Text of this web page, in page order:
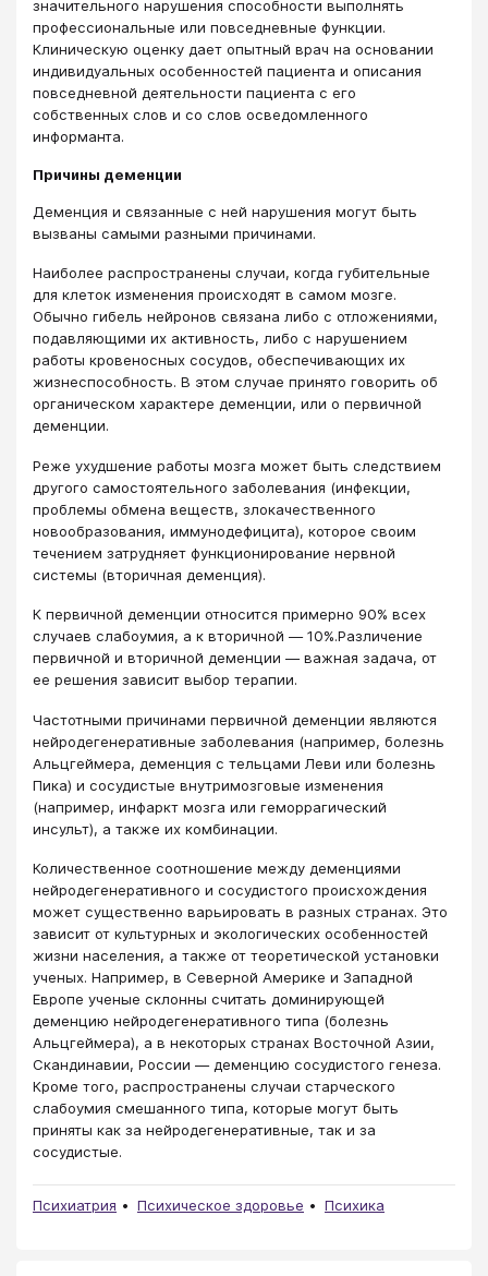
значительного нарушения способности выполнять
профессиональные или повседневные функции.
Клиническую оценку дает опытный врач на основании
индивидуальных особенностей пациента и описания
повседневной деятельности пациента с его
собственных слов и со слов ­осведомленного
информанта.
Причины деменции
Деменция и связанные с ней нарушения могут быть
вызваны самыми разными причинами.
Наиболее распространены случаи, когда губительные
для клеток изменения происходят в самом мозге.
Обычно гибель нейронов связана либо с отложениями,
подавляющими их активность, либо с нарушением
работы кровеносных сосудов, обеспечивающих их
жизнеспособность. В этом случае принято говорить об
органическом характере деменции, или о первичной
деменции.
Реже ухудшение работы мозга может быть следствием
другого самостоятельного заболевания (инфекции,
проблемы обмена веществ, злокачественного
новообразования, иммунодефицита), которое своим
течением затрудняет функционирование нервной
системы (вторичная деменция).
К первичной деменции относится примерно 90% всех
слу­чаев слабоумия, а к вторичной ― 10%.Различение
первичной и вторичной деменции ― важная задача, от
ее решения зависит выбор терапии.
Частотными причинами первичной деменции являются
нейродегенеративные заболевания (например, болезнь
Альцгеймера, деменция с тельцами Леви или болезнь
Пика) и сосудистые внутримозговые изменения
(например, инфаркт мозга или геморрагический
инсульт), а также их комбинации.
Количественное соотношение между деменциями
нейродегенеративного и сосудистого происхождения
может существенно варьировать в разных странах. Это
зависит от культурных и экологических особенностей
жизни населения, а также от теоретической установки
ученых. Например, в Северной Америке и Западной
Европе ученые склонны считать доминирующей
деменцию нейродегенеративного типа (болезнь
Альцгеймера), а в некоторых странах Восточной Азии,
Скандинавии, России ― деменцию сосудистого генеза.
Кроме того, распространены случаи старческого
слабоумия смешанного типа, которые могут быть
приняты как за нейродегенеративные, так и за
сосудистые.
Психиатрия Психическое здоровье Психика